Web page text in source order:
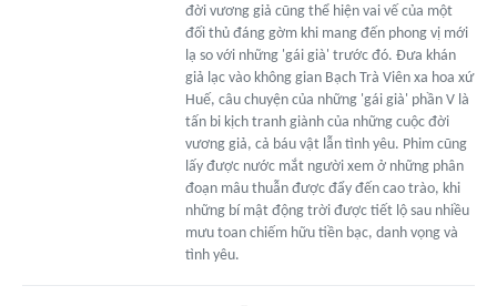
đời vương giả cũng thể hiện vai vế của một
đối thủ đáng gờm khi mang đến phong vị mới
lạ so với những 'gái già' trước đó. Đưa khán
giả lạc vào không gian Bạch Trà Viên xa hoa xứ
Huế, câu chuyện của những 'gái già' phần V là
tấn bi kịch tranh giành của những cuộc đời
vương giả, cả báu vật lẫn tình yêu. Phim cũng
lấy được nước mắt người xem ở những phân
đoạn mâu thuẫn được đẩy đến cao trào, khi
những bí mật động trời được tiết lộ sau nhiều
mưu toan chiếm hữu tiền bạc, danh vọng và
tình yêu.